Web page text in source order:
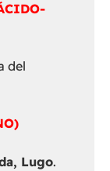
del
Lugo.